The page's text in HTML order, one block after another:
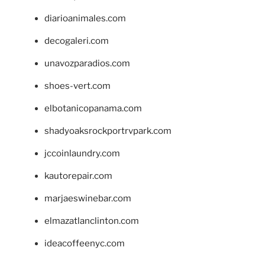
diarioanimales.com
decogaleri.com
unavozparadios.com
shoes-vert.com
elbotanicopanama.com
shadyoaksrockportrvpark.com
jccoinlaundry.com
kautorepair.com
marjaeswinebar.com
elmazatlanclinton.com
ideacoffeenyc.com